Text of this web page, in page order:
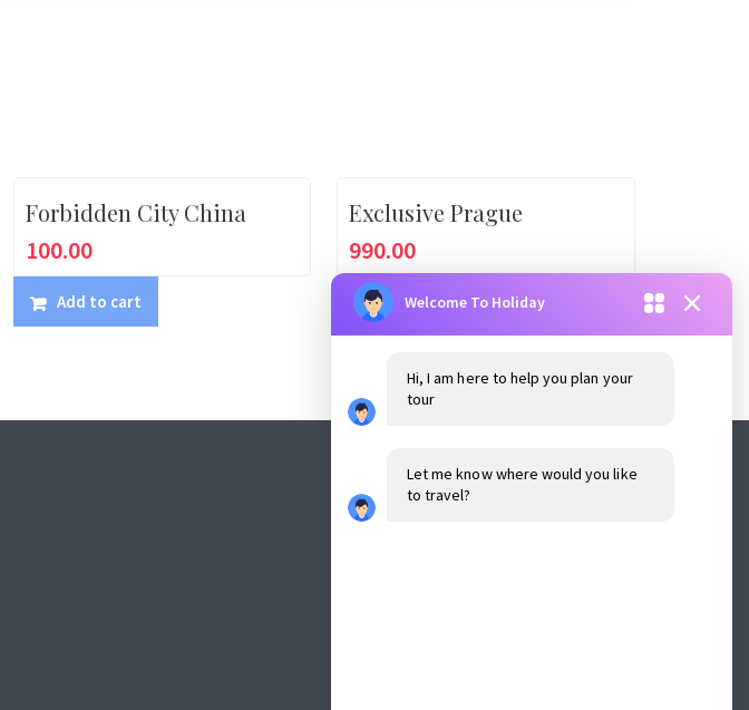
Forbidden City China
100.00
Add to cart
Exclusive Prague
990.00
Add to cart
Welcome To Holiday
Hi, I am here to help you plan your
tour
Let me know where would you like
to travel?